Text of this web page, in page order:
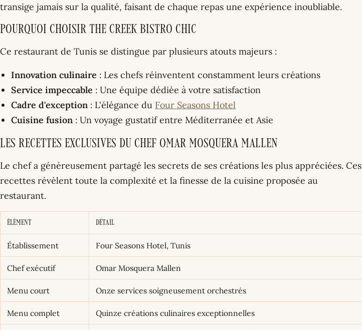
transige jamais sur la qualité, faisant de chaque repas une expérience inoubliable.
Pourquoi Choisir The Creek Bistro Chic
Ce restaurant de Tunis se distingue par plusieurs atouts majeurs :
Innovation culinaire : Les chefs réinventent constamment leurs créations
Service impeccable : Une équipe dédiée à votre satisfaction
Cadre d'exception : L'élégance du Four Seasons Hotel
Cuisine fusion : Un voyage gustatif entre Méditerranée et Asie
Les Recettes Exclusives du Chef Omar Mosquera Mallen
Le chef a généreusement partagé les secrets de ses créations les plus appréciées. Ces
recettes révèlent toute la complexité et la finesse de la cuisine proposée au
restaurant.
Élément Détail
Établissement Four Seasons Hotel, Tunis
Chef exécutif Omar Mosquera Mallen
Menu court Onze services soigneusement orchestrés
Menu complet Quinze créations culinaires exceptionnelles